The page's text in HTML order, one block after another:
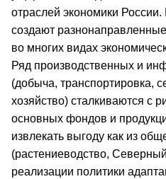
отраслей экономики
создают
во многих видах
Ряд производственных и
(добыча, транспортировка,
хозяйство) сталкиваются с
основных фондов и
извлекать выгоду как из
(растениеводство,
реализации политики